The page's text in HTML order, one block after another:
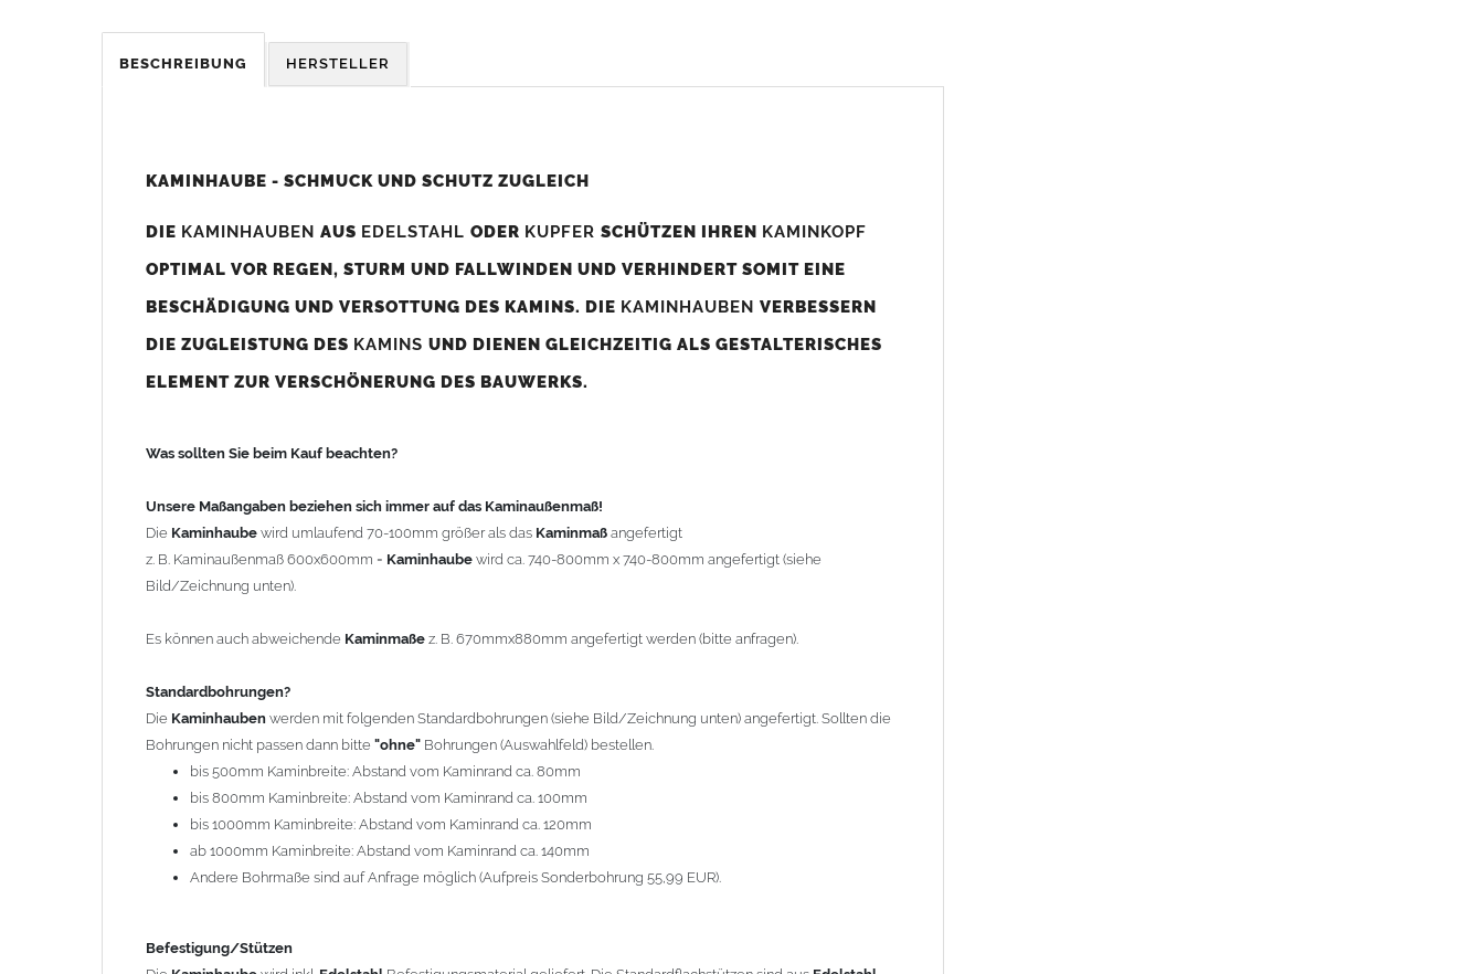
Was sollten Sie beim Kauf beachten?
Standardbohrungen?
Bohrungen nicht passen dann bitte"ohne"Bohrungen (Auswahlfeld) bestellen.
bis 500mm Kaminbreite: Abstand vom Kaminrand ca. 80mm
ab 1000mm Kaminbreite: Abstand vom Kaminrand ca. 140mm
Befestigung/Stützen
Kaminhaubewird inkl.Edelstahl
kann mit längeren Stützen bis Höhe 450mm geliefert werden (Aufpreis 42,89 EUR).
Kaminkopfabdeckung
Kaminhaubewirdohne Kaminkopfabdeckunggeliefert.Kaminkopfabdeckungenfinden Sie unter
Kaminabdeckung".
Es stehen insgesamt 20 verschiedene Typen zur Auswahl. Bitte imAuswahlfeld
Standardhauben siehe Auswahlfeld: 01 Haus,03 Welle (unser Topseller)
12 Laube, 13 Schwalbe, 14 Sattel Welle, 15 Welle 90° gedreht, 17 Dach, 18 Plafond 2, 19 S-Line, 20 Pult
Die Typen 02 (Bogen), 06 (Krempe), 09 (Pagode), 10 (Sauerland), 16 (Galicia) werden nur in Materialdicke 1,5mm
BESCHREIBUNG HERSTELLER
KAMINHAUBE - SCHMUCK UND SCHUTZ ZUGLEICH
DIE KAMINHAUBEN AUS EDELSTAHL ODER KUPFER SCHÜTZEN IHREN KAMINKOPF
OPTIMAL VOR REGEN, STURM UND FALLWINDEN UND VERHINDERT SOMIT EINE
BESCHÄDIGUNG UND VERSOTTUNG DES KAMINS. DIE KAMINHAUBEN VERBESSERN
DIE ZUGLEISTUNG DES KAMINS UND DIENEN GLEICHZEITIG ALS GESTALTERISCHES
ELEMENT ZUR VERSCHÖNERUNG DES BAUWERKS.
Was sollten Sie beim Kauf beachten?
Unsere Maßangaben beziehen sich immer auf das Kaminaußenmaß!
Die Kaminhaube wird umlaufend 70-100mm größer als das Kaminmaß angefertigt
z. B. Kaminaußenmaß 600x600mm = Kaminhaube wird ca. 740-800mm x 740-800mm angefertigt (siehe
Bild/Zeichnung unten).
Es können auch abweichende Kaminmaße z. B. 670mmx880mm angefertigt werden (bitte anfragen).
Standardbohrungen?
Die Kaminhauben werden mit folgenden Standardbohrungen (siehe Bild/Zeichnung unten) angefertigt. Sollten die
Bohrungen nicht passen dann bitte "ohne" Bohrungen (Auswahlfeld) bestellen.
bis 500mm Kaminbreite: Abstand vom Kaminrand ca. 80mm
bis 800mm Kaminbreite: Abstand vom Kaminrand ca. 100mm
bis 1000mm Kaminbreite: Abstand vom Kaminrand ca. 120mm
ab 1000mm Kaminbreite: Abstand vom Kaminrand ca. 140mm
Andere Bohrmaße sind auf Anfrage möglich (Aufpreis Sonderbohrung 55,99 EUR).
Befestigung/Stützen